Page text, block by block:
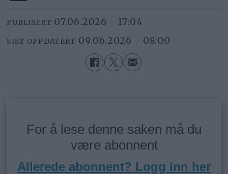
PUBLISERT 07.06.2026 - 17:04
SIST OPPDATERT 09.06.2026 - 08:00
For å lese denne saken må du
være abonnent
Allerede abonnent? Logg inn her